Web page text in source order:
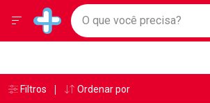
Drogarias Pacheco
Baixe nosso APP e aproveite Ofertas
Ir direto para a home
pela página
Ir direto para o conteúdo
Ir direto para a busca
Ir direto para a ajuda
Ir direto para a notificações
Faça a sua busca
O que você precisa?
Menu
Breadcrumb
Drogarias Pacheco Elseve
Âncoras
Filtros Ordenar por